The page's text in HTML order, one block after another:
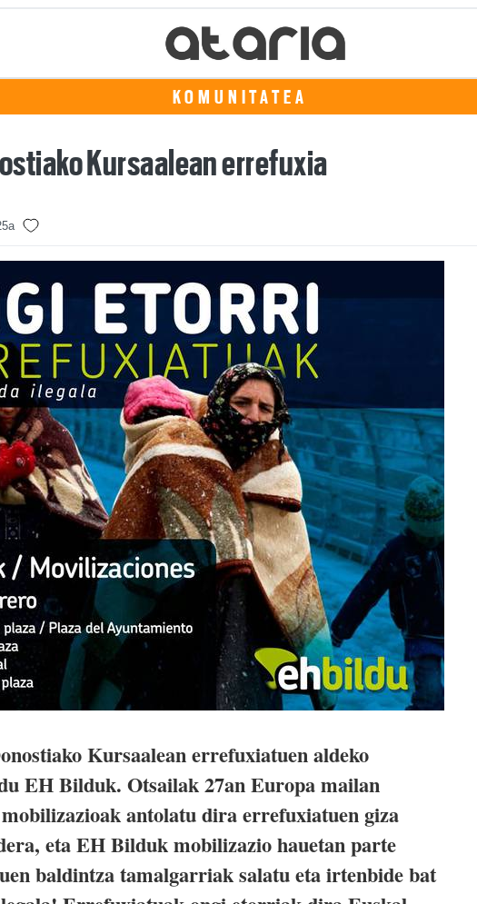
KOMUNITATEA
Kursaalean errefuxia
Kursaalean errefuxiatuen aldeko
EH Bilduk. Otsailak 27an Europa mailan
mobilizazioak antolatu dira errefuxiatuen giza
eta EH Bilduk mobilizazio hauetan parte
baldintza tamalgarriak salatu eta irtenbide bat